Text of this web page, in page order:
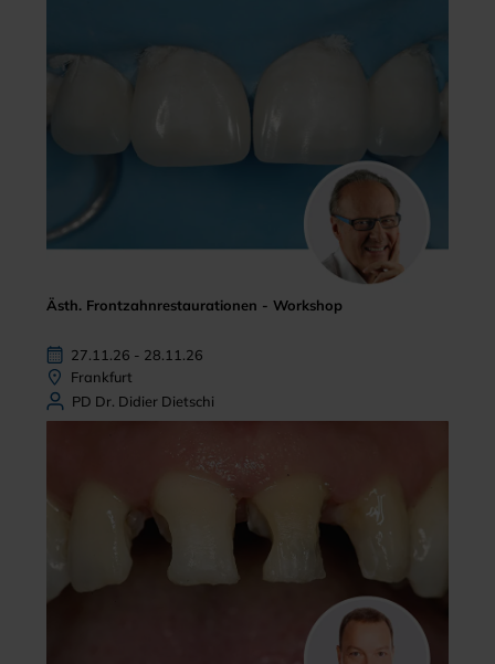
Ästh. Frontzahnrestaurationen - Workshop
27.11.26 - 28.11.26
Frankfurt
PD Dr. Didier Dietschi